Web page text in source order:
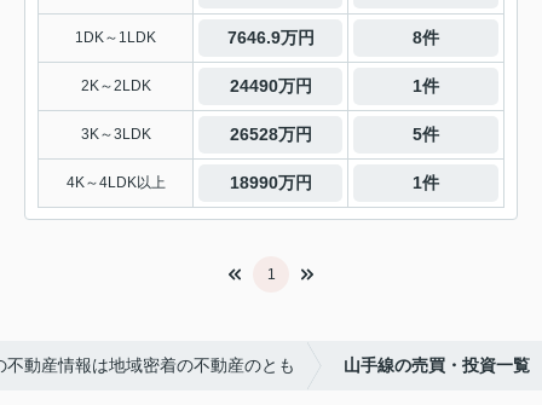
1DK～1LDK 7646.9万円 8件
2K～2LDK 24490万円 1件
3K～3LDK 26528万円 5件
4K～4LDK以上 18990万円 1件
1
不動産情報は地域密着の不動産のとも 山手線の売買・投資一覧